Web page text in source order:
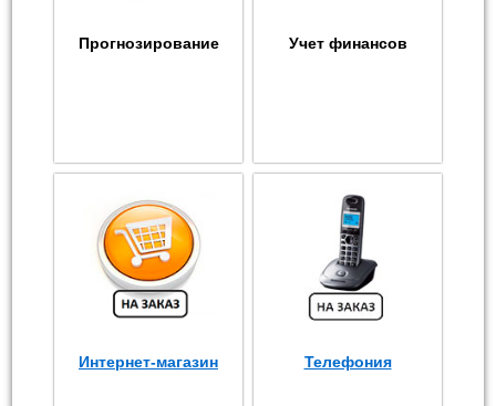
Прогнозирование Учет финансов
Интернет-магазин Телефония